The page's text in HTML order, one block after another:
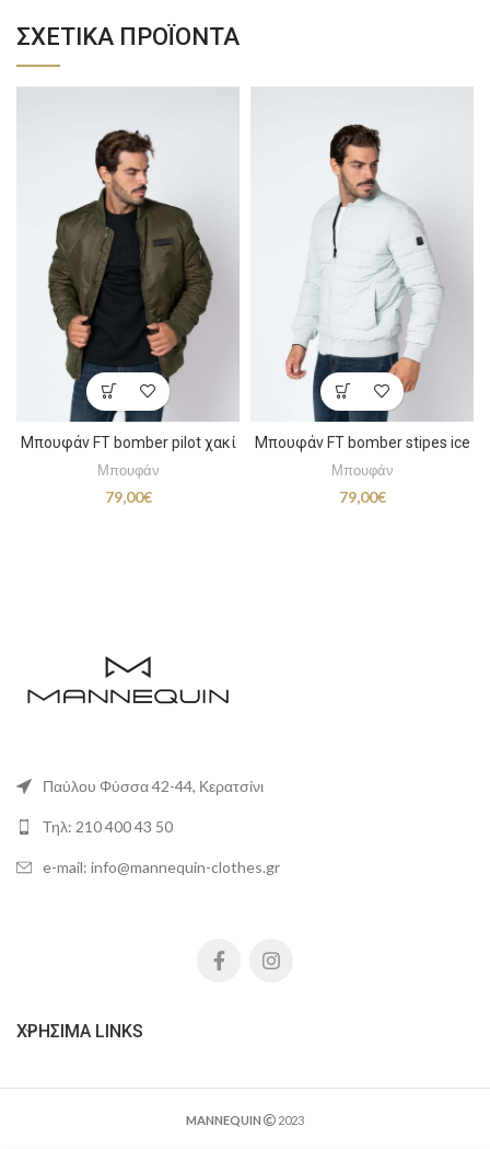
ΣΧΕΤΙΚΆ ΠΡΟΪΌΝΤΑ
Μπουφάν FT bomber pilot χακί
Μπουφάν
79,00€
Μπουφάν FT bomber stipes ice
Μπουφάν
79,00€
Παύλου Φύσσα 42-44, Κερατσίνι
Τηλ: 210 400 43 50
e-mail: info@mannequin-clothes.gr
ΧΡΉΣΙΜΑ LINKS
MANNEQUIN 2023